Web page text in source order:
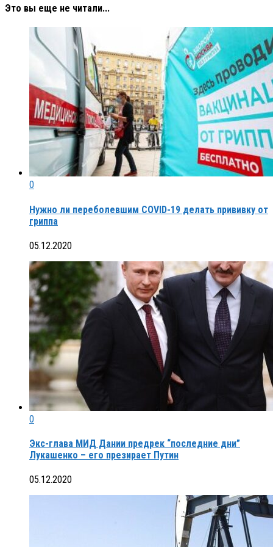
Это вы еще не читали...
0
Нужно ли переболевшим COVID-19 делать прививку от
гриппа
05.12.2020
0
Экс-глава МИД Дании предрек “последние дни”
Лукашенко – его презирает Путин
05.12.2020